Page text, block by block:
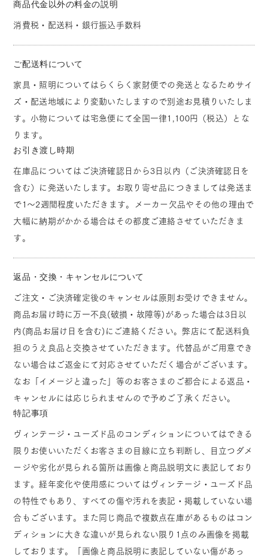
商品代金以外の料金の説明
消費税・配送料・銀行振込手数料
ご配送料について
家具・照明についてはらくらく家財便での発送となるためサイ
ズ・配送地域により変動いたしますので別途お見積りいたしま
す。小物については宅急便にて全国一律1,100円（税込）とな
ります。
お引き渡し時期
在庫品についてはご決済確認日から3日以内（ご決済確認日を
含む）に発送いたします。お取り寄せ品につきましては発送ま
で1～2週間程度いただきます。メーカー欠品やその他の理由で
大幅に納期がかかる場合はその都度ご連絡させていただきま
す。
返品・交換・キャンセルについて
ご注文・ご決済確定後のキャンセルは原則お受けできません。
商品お届け時に万一不良(破損・故障等)があった場合は3日以
内(商品お届け日を含む)にご連絡ください。弊店にて配送料負
担のうえ良品と交換させていただきます。代替品がご用意でき
ない場合はご返金にて対応させていただく場合がございます。
なお「イメージと違った」等のお客さまのご都合による返品・
キャンセルには応じられませんので予めご了承ください。
特記事項
ヴィンテージ・ユーズド品のコンディションについてはできる
限りお使いいただくお客さまの目線に立ち判断し、目立つダメ
ージや劣化が見られる箇所は画像と商品説明文に表記しており
ます。経年変化や使用感についてはヴィンテージ・ユーズド品
の特性でもあり、すべての傷や汚れを表記・掲載していない場
合もございます。また同じ商品で複数点在庫があるものはコン
ディションに大きな違いが見られない限り1点のみ画像を掲載
しております。「画像と商品説明に表記していない傷があっ